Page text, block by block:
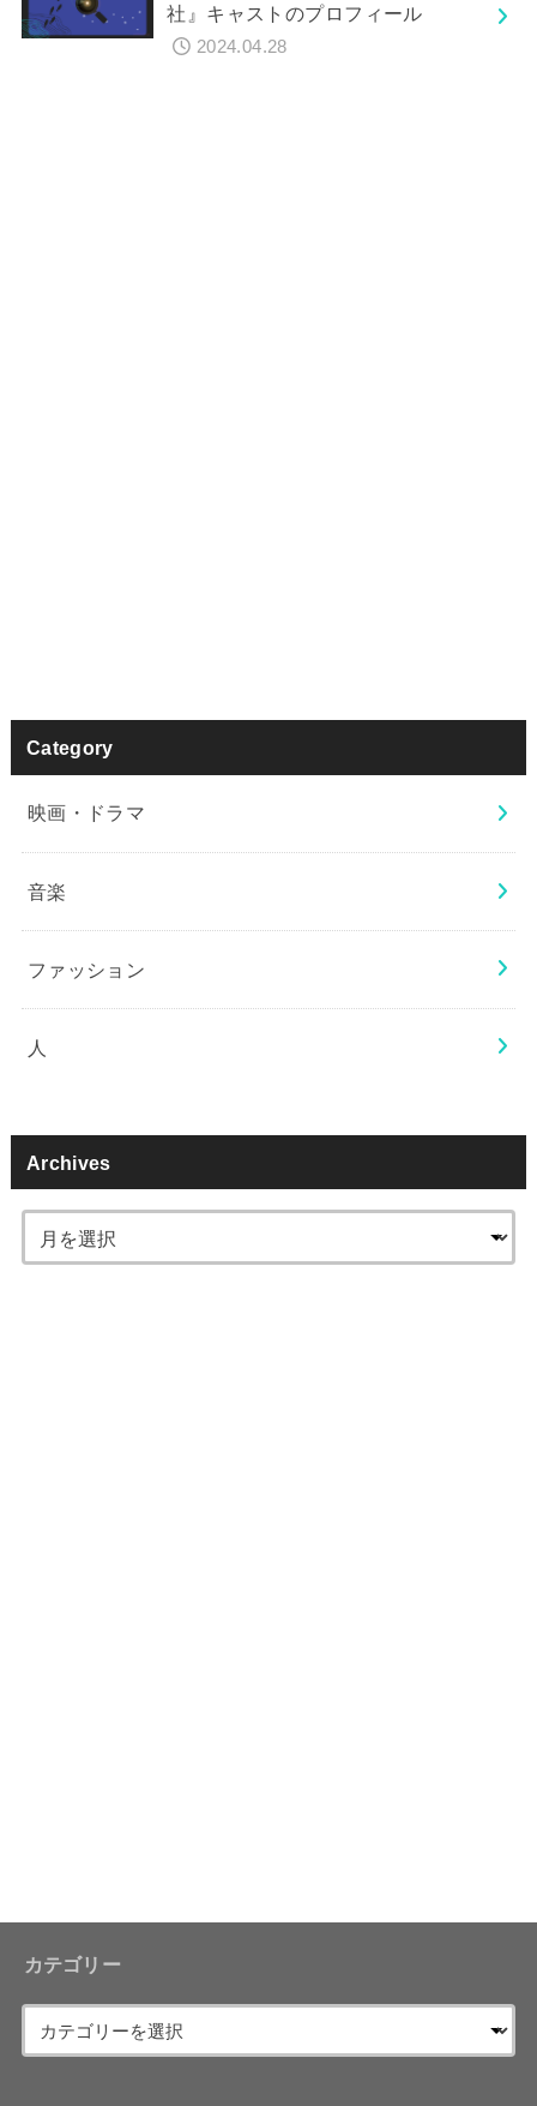
社』キャストのプロフィール
2024.04.28
Category
映画・ドラマ
音楽
ファッション
人
Archives
カテゴリー